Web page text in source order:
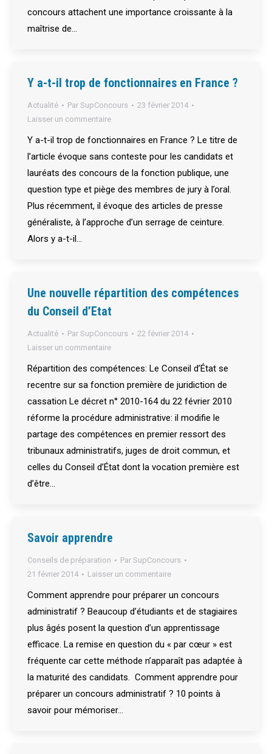
concours attachent une importance croissante à la
maîtrise de…
Y a-t-il trop de fonctionnaires en France ?
Actualité Par SupConcours
23 février 2014
Laisser un commentaire
Y a-t-il trop de fonctionnaires en France ? Le titre de
l’article évoque sans conteste pour les candidats et
lauréats des concours de la fonction publique, une
question type et piège des membres de jury à l’oral.
Plus récemment, il évoque des articles de presse
généraliste, à l’approche d’un serrage de ceinture.
Alors y a-t-il…
Une nouvelle répartition des compétences
du Conseil d’Etat
Actualité Par SupConcours
22 février 2014
Laisser un commentaire
Répartition des compétences: Le Conseil d’État se
recentre sur sa fonction première de juridiction de
cassation Le décret n° 2010-164 du 22 février 2010
réforme la procédure administrative: il modifie le
partage des compétences en premier ressort des
tribunaux administratifs, juges de droit commun, et
celles du Conseil d’État dont la vocation première est
d’être…
Savoir apprendre
Conseils de préparation Par SupConcours
21 février 2014
Laisser un commentaire
Comment apprendre pour préparer un concours
administratif ? Beaucoup d’étudiants et de stagiaires
plus âgés posent la question d’un apprentissage
efficace. La remise en question du « par cœur » est
fréquente car cette méthode n’apparaît pas adaptée à
la maturité des candidats. Comment apprendre pour
préparer un concours administratif ? 10 points à
savoir pour mémoriser…